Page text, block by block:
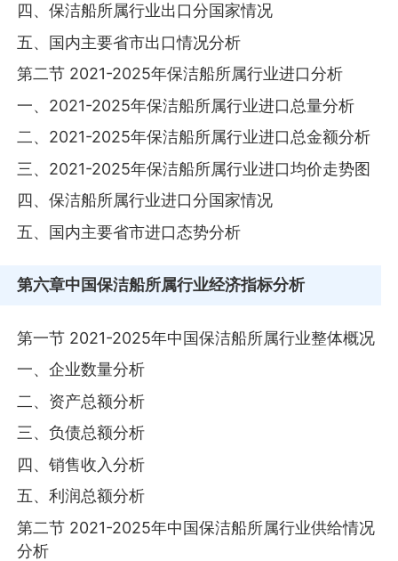
四、保洁船所属行业出口分国家情况
五、国内主要省市出口情况分析
第二节 2021-2025年保洁船所属行业进口分析
一、2021-2025年保洁船所属行业进口总量分析
二、2021-2025年保洁船所属行业进口总金额分析
三、2021-2025年保洁船所属行业进口均价走势图
四、保洁船所属行业进口分国家情况
五、国内主要省市进口态势分析
第六章中国保洁船所属行业经济指标分析
第一节 2021-2025年中国保洁船所属行业整体概况
一、企业数量分析
二、资产总额分析
三、负债总额分析
四、销售收入分析
五、利润总额分析
第二节 2021-2025年中国保洁船所属行业供给情况
分析